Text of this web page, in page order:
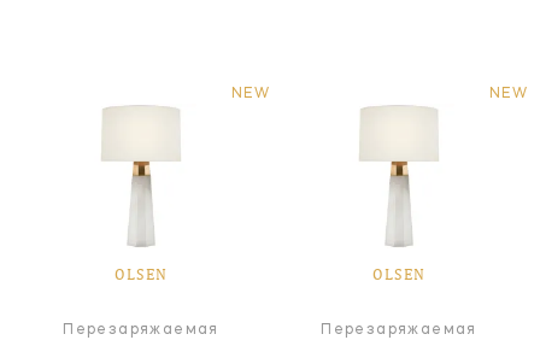
NEW
OLSEN
Перезаряжаемая
NEW
OLSEN
Перезаряжаемая